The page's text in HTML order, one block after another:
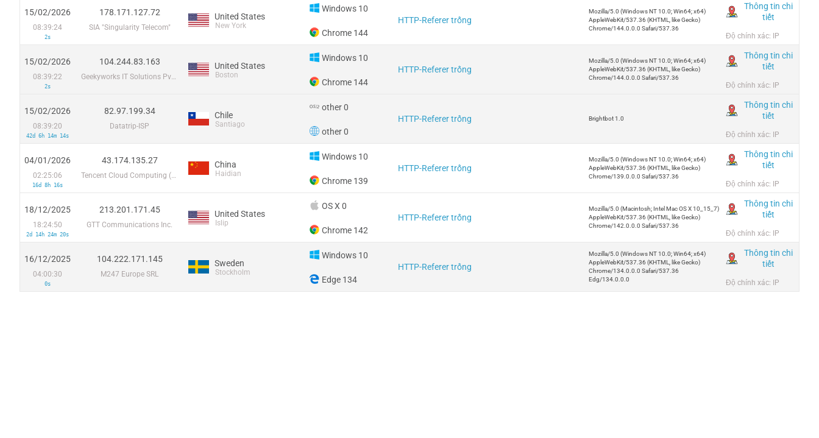
15/02/2026
08:39:24
2s
178.171.127.72
SIA "Singularity Telecom"
United States
New York
Windows 10
Chrome 144
HTTP-Referer trống
Mozilla/5.0 (Windows NT 10.0; Win64; x64)
AppleWebKit/537.36 (KHTML, like Gecko)
Chrome/144.0.0.0 Safari/537.36
Thông tin chi
tiết
Độ chính xác: IP
15/02/2026
08:39:22
2s
104.244.83.163
Geekyworks IT Solutions Pvt Ltd
United States
Boston
Windows 10
Chrome 144
HTTP-Referer trống
Mozilla/5.0 (Windows NT 10.0; Win64; x64)
AppleWebKit/537.36 (KHTML, like Gecko)
Chrome/144.0.0.0 Safari/537.36
Thông tin chi
tiết
Độ chính xác: IP
15/02/2026
08:39:20
42d 6h 14m 14s
82.97.199.34
Datatrip-ISP
Chile
Santiago
other 0
other 0
HTTP-Referer trống Brightbot 1.0
Thông tin chi
tiết
Độ chính xác: IP
04/01/2026
02:25:06
16d 8h 16s
43.174.135.27
Tencent Cloud Computing (Beijing) Co
China
Haidian
Windows 10
Chrome 139
HTTP-Referer trống
Mozilla/5.0 (Windows NT 10.0; Win64; x64)
AppleWebKit/537.36 (KHTML, like Gecko)
Chrome/139.0.0.0 Safari/537.36
Thông tin chi
tiết
Độ chính xác: IP
18/12/2025
18:24:50
2d 14h 24m 20s
213.201.171.45
GTT Communications Inc.
United States
Islip
OS X 0
Chrome 142
HTTP-Referer trống
Mozilla/5.0 (Macintosh; Intel Mac OS X 10_15_7)
AppleWebKit/537.36 (KHTML, like Gecko)
Chrome/142.0.0.0 Safari/537.36
Thông tin chi
tiết
Độ chính xác: IP
16/12/2025
04:00:30
0s
104.222.171.145
M247 Europe SRL
Sweden
Stockholm
Windows 10
Edge 134
HTTP-Referer trống
Mozilla/5.0 (Windows NT 10.0; Win64; x64)
AppleWebKit/537.36 (KHTML, like Gecko)
Chrome/134.0.0.0 Safari/537.36
Edg/134.0.0.0
Thông tin chi
tiết
Độ chính xác: IP